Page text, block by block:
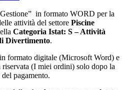
in formato WORD per la
attività del settore Piscine
Categoria Istat: S – Attività
Divertimento.
formato digitale (Microsoft Word) e
riservata (I miei ordini) solo dopo la
pagamento.